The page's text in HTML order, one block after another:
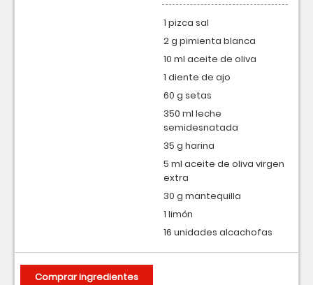
1 pizca sal
2 g pimienta blanca
10 ml aceite de oliva
1 diente de ajo
60 g setas
350 ml leche
semidesnatada
35 g harina
5 ml aceite de oliva virgen
extra
30 g mantequilla
1 limón
16 unidades alcachofas
Comprar ingredientes